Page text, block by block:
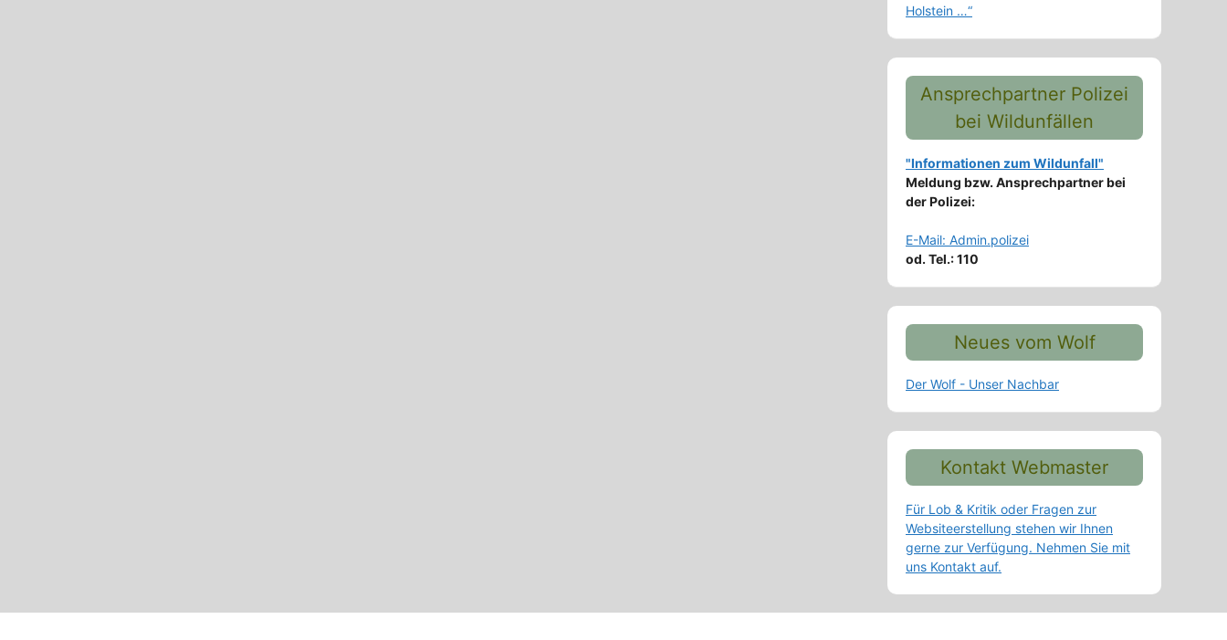
Holstein …“
Ansprechpartner Polizei
bei Wildunfällen
"Informationen zum Wildunfall"
Meldung bzw. Ansprechpartner bei
der Polizei:
E-Mail: Admin.polizei
od. Tel.: 110
Neues vom Wolf
Der Wolf - Unser Nachbar
Kontakt Webmaster
Für Lob & Kritik oder Fragen zur
Websiteerstellung stehen wir Ihnen
gerne zur Verfügung. Nehmen Sie mit
uns Kontakt auf.